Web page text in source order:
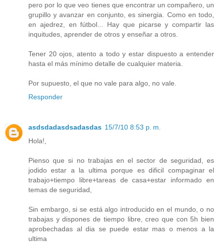
pero por lo que veo tienes que encontrar un compañero, un
grupillo y avanzar en conjunto, es sinergia. Como en todo,
en ajedrez, en fútbol... Hay que picarse y compartir las
inquitudes, aprender de otros y enseñar a otros.
Tener 20 ojos, atento a todo y estar dispuesto a entender
hasta el más mínimo detalle de cualquier materia.
Por supuesto, el que no vale para algo, no vale.
Responder
asdsdadasdsadasdas 15/7/10 8:53 p. m.
Hola!,
Pienso que si no trabajas en el sector de seguridad, es
jodido estar a la ultima porque es dificil compaginar el
trabajo+tiempo libre+tareas de casa+estar informado en
temas de seguridad,
Sin embargo, si se está algo introducido en el mundo, o no
trabajas y dispones de tiempo libre, creo que con 5h bien
aprobechadas al dia se puede estar mas o menos a la
ultima